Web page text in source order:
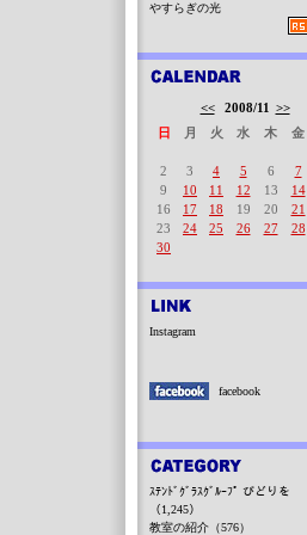
やすらぎの光
<< 2008/11 >>
日
月 火 水 木 金
2
3 4 5 6 7
9
10 11 12 13 14
16
17 18 19 20 21
23
24 25 26 27 28
30
Instagram
facebook
ｽﾃﾝﾄﾞｸﾞﾗｽｸﾞﾙｰﾌﾟ びどりを
（1,245）
教室の紹介（576）